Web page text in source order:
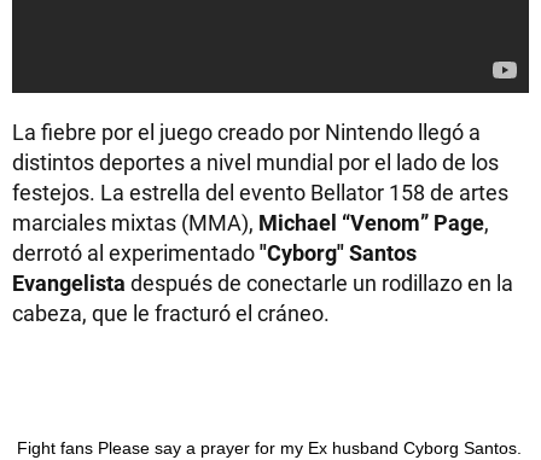
La fiebre por el juego creado por Nintendo llegó a
distintos deportes a nivel mundial por el lado de los
festejos. La estrella del evento Bellator 158 de artes
marciales mixtas (MMA), Michael “Venom” Page,
derrotó al experimentado"Cyborg" Santos
Evangelista después de conectarle un rodillazo en la
cabeza, que le fracturó el cráneo.
Fight fans Please say a prayer for my Ex husband Cyborg Santos.